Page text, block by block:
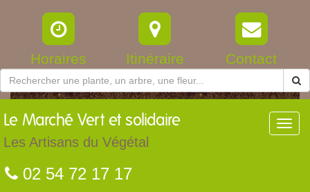
Horaires Itinéraire Contact
Le Marché Vert et solidaire
Les Artisans du Végétal
02 54 72 17 17